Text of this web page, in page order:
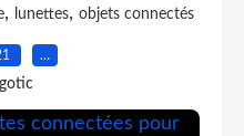
, lunettes, objets connectés
…